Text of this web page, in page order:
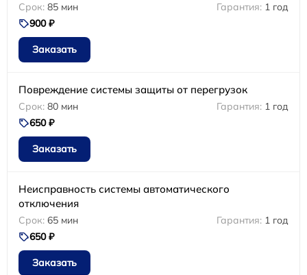
85 мин
1 год
900 ₽
Заказать
Повреждение системы защиты от перегрузок
80 мин
1 год
650 ₽
Заказать
Неисправность системы автоматического
отключения
65 мин
1 год
650 ₽
Заказать